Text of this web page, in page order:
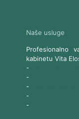
Naše usluge
Profesionalno
kabinetu Vita
-
-
-
-
-